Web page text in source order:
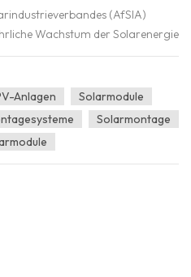
(AfSIA)
Wachstum der Solarenergie
berücksichtigt werden. Es
sodass die nach
lokal gekauf...
Anlagen
Solarmodule
Solarmontage